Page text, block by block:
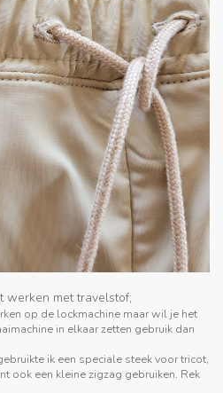
werken met travelstof;
op de lockmachine maar wil je het
in elkaar zetten gebruik dan
ik een speciale steek voor tricot,
ook een kleine zigzag gebruiken. Rek